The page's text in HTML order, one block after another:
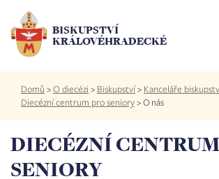
hlavnímu
obsahu
BISKUPSTVÍ
KRÁLOVÉHRADECKÉ
Drobečková
navigace
Domů >O diecézi > Biskupství> Kanceláře
Diecézní centrum pro seniory>O nás
DIECÉZNÍ
SENIORY